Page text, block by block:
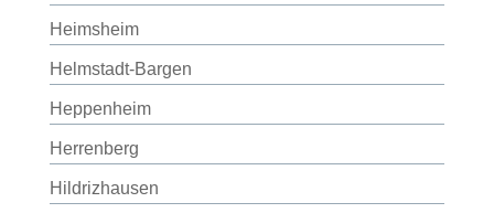
Heimsheim
Helmstadt-Bargen
Heppenheim
Herrenberg
Hildrizhausen